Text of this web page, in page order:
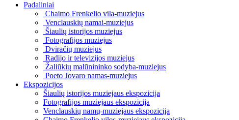
Padaliniai
Chaimo Frenkelio vila-muziejus
Venclauskių namai-muziejus
Šiaulių istorijos muziejus
Fotografijos muziejus
Dviračių muziejus
Radijo ir televizijos muziejus
Žaliūkių malūnininko sodyba-muziejus
Poeto Jovaro namas-muziejus
Ekspozicijos
Šiaulių istorijos muziejaus ekspozicija
Fotografijos muziejaus ekspozicija
Venclauskių namų-muziejaus ekspozicija